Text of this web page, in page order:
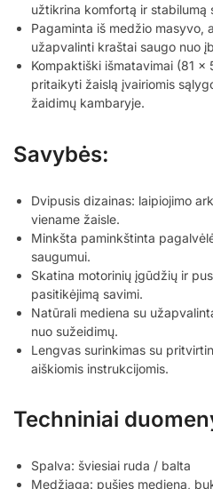
užtikrina komfortą ir stabilumą
Pagaminta iš medžio masyvo,
užapvalinti kraštai saugo nuo
Kompaktiški išmatavimai (81
pritaikyti žaislą įvairiomis
žaidimų kambaryje.
Savybės:
Dvipusis dizainas: laipiojimo
viename žaisle.
Minkšta paminkštinta
saugumui.
Skatina motorinių įgūdžių ir
pasitikėjimą savimi.
Natūrali mediena su
nuo sužeidimų.
Lengvas surinkimas su
aiškiomis instrukcijomis.
Techniniai
Spalva: šviesiai ruda / balta
Medžiaga: pušies mediena,